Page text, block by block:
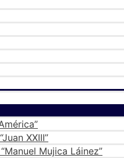
XXIII”
Mujica Láinez”